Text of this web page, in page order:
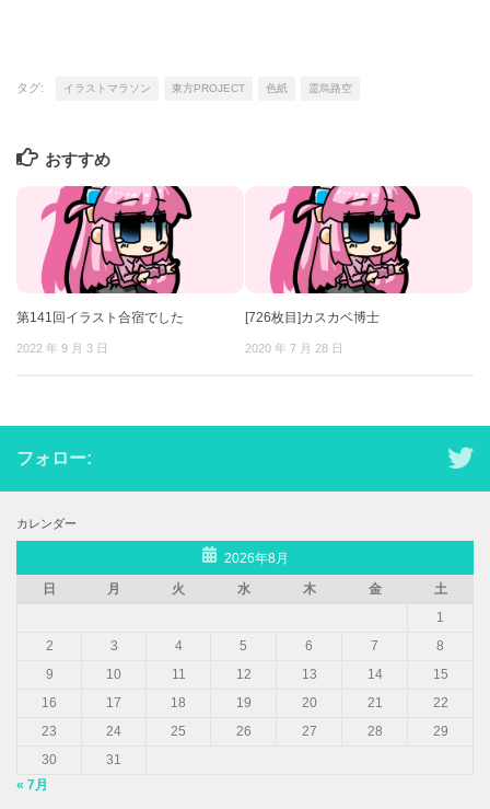
タグ: イラストマラソン 東方PROJECT 色紙 霊烏路空
おすすめ
第141回イラスト合宿でした
2022 年 9 月 3 日
[726枚目]カスカベ博士
2020 年 7 月 28 日
フォロー:
カレンダー
2026年8月
日
月 火 水 木 金
土
1
2
3 4 5 6 7
8
9
10 11 12 13 14
15
16
17 18 19 20 21
22
23
24 25 26 27 28
29
30
31
« 7月